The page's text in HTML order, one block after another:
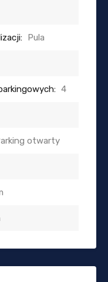
Pula
4
otwarty